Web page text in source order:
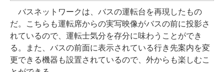
バスネットワークは、バスの運転台を再現したもの
だ。こちらも運転席からの実写映像がバスの前に投影さ
れているので、運転士気分を存分に味わうことができ
る。また、バスの前面に表示されている行き先案内を変
更できる機器も設置されているので、外からも楽しむこ